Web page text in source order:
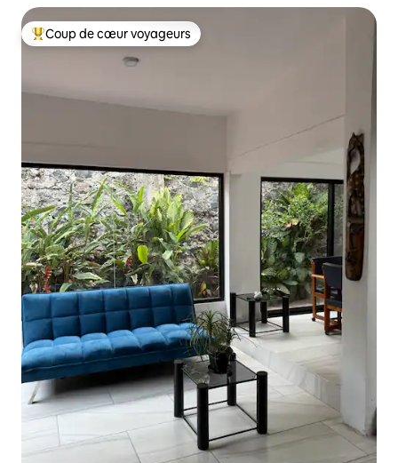
Coups de cœur voyageurs les plus appréciés
Coup de cœur voyageurs